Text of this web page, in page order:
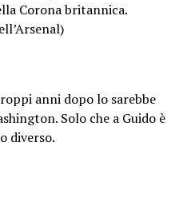
Corona britannica.
anni dopo lo sarebbe
Solo che a Guido è
diverso.